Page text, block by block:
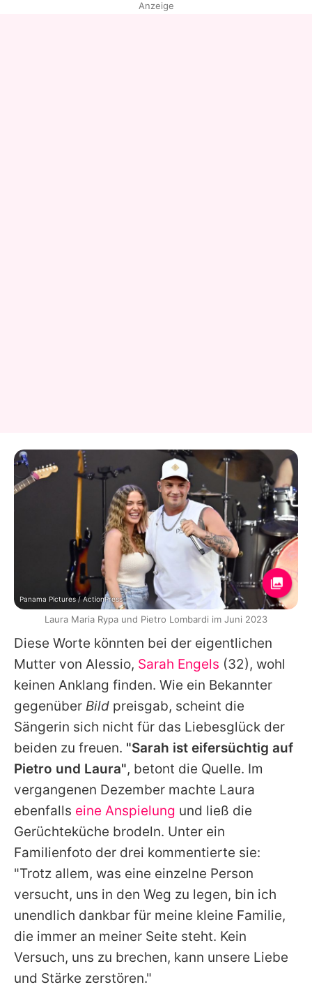
Diese Worte könnten bei der eigentlichen
Mutter von Alessio, Sarah Engels (32), wohl
keinen Anklang finden. Wie ein Bekannter
gegenüber Bild preisgab, scheint die
Sängerin sich nicht für das Liebesglück der
beiden zu freuen. "Sarah ist eifersüchtig auf
Pietro und Laura", betont die Quelle. Im
vergangenen Dezember machte Laura
ebenfalls eine Anspielung und ließ die
Gerüchteküche brodeln. Unter ein
Familienfoto der drei kommentierte sie:
"Trotz allem, was eine einzelne Person
versucht, uns in den Weg zu legen, bin ich
unendlich dankbar für meine kleine Familie,
die immer an meiner Seite steht. Kein
Versuch, uns zu brechen, kann unsere Liebe
und Stärke zerstören."
Anzeige
Panama Pictures / ActionPress
Laura Maria Rypa und Pietro Lombardi im Juni 2023